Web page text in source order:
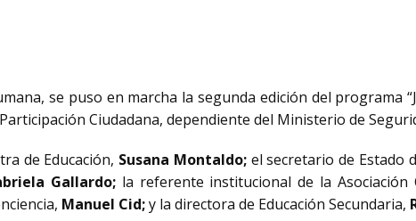
se puso en marcha la segunda edición del programa
Ciudadana, dependiente del Ministerio de
de Educación, Susana Montaldo; el secretario de Estado
Gallardo;la referente institucional de la Asociación
Manuel Cid;y la directora de Educación Secundaria,